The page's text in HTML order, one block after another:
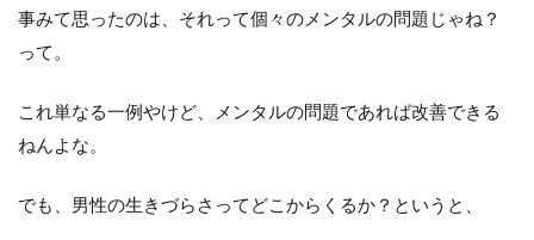
事みて思ったのは、それって個々のメンタルの問題じゃね？
って。
これ単なる一例やけど、メンタルの問題であれば改善できる
ねんよな。
でも、男性の生きづらさってどこからくるか？というと、